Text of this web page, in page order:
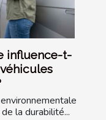
influence-t-
la durabilité...